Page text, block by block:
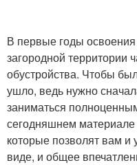
В первые годы освоения
загородной территории
обустройства. Чтобы
ушло, ведь нужно
заниматься
сегодняшнем
которые позволят вам и
виде, и общее